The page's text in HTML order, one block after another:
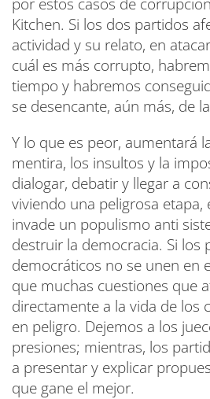
Kitchen. Si los dos partidos
actividad y su relato, en
cuál es más corrupto,
tiempo y habremos
se desencante, aún más, de
Y lo que es peor, aumentará
mentira, los insultos y la
dialogar, debatir y llegar a
viviendo una peligrosa etapa,
invade un populismo anti
destruir la democracia. Si los
democráticos no se unen en
que muchas cuestiones que
directamente a la vida de los
en peligro. Dejemos a los
presiones; mientras, los
a presentar y explicar
que gane el mejor.